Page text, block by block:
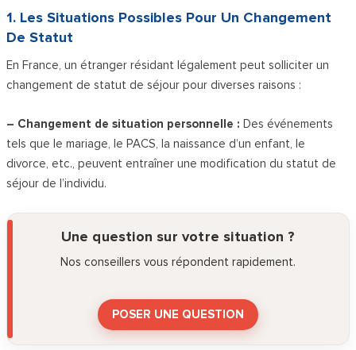
1. Les Situations Possibles Pour Un Changement
De Statut
En France, un étranger résidant légalement peut solliciter un
changement de statut de séjour pour diverses raisons :
– Changement de situation personnelle : Des événements
tels que le mariage, le PACS, la naissance d’un enfant, le
divorce, etc., peuvent entraîner une modification du statut de
séjour de l’individu.
Une question sur votre situation ?
Nos conseillers vous répondent rapidement.
POSER UNE QUESTION